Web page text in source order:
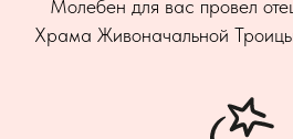
Молебен для вас провел
Храма Живоначальной